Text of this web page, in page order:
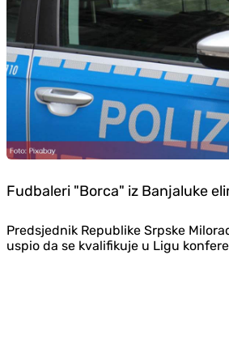
Fudbaleri "Borca" iz Banjaluke
Predsjednik Republike Srpske
uspio da se kvalifikuje u Ligu